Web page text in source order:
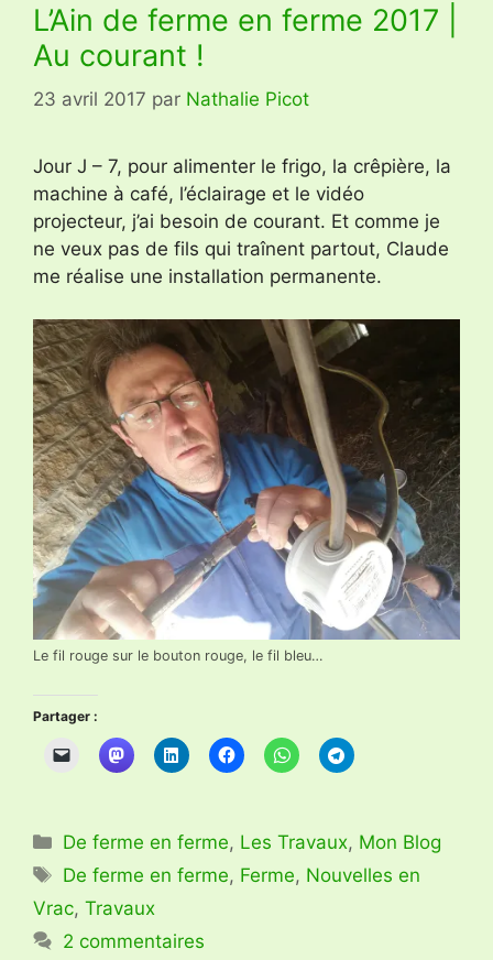
L’Ain de ferme en ferme 2017 |
Au courant !
23 avril 2017 par Nathalie Picot
Jour J – 7, pour alimenter le frigo, la crêpière, la
machine à café, l’éclairage et le vidéo
projecteur, j’ai besoin de courant. Et comme je
ne veux pas de fils qui traînent partout, Claude
me réalise une installation permanente.
Le fil rouge sur le bouton rouge, le fil bleu…
Partager :
Catégories
De ferme en ferme, Les Travaux, Mon Blog
Étiquettes
De ferme en ferme, Ferme, Nouvelles en
Vrac, Travaux
2 commentaires